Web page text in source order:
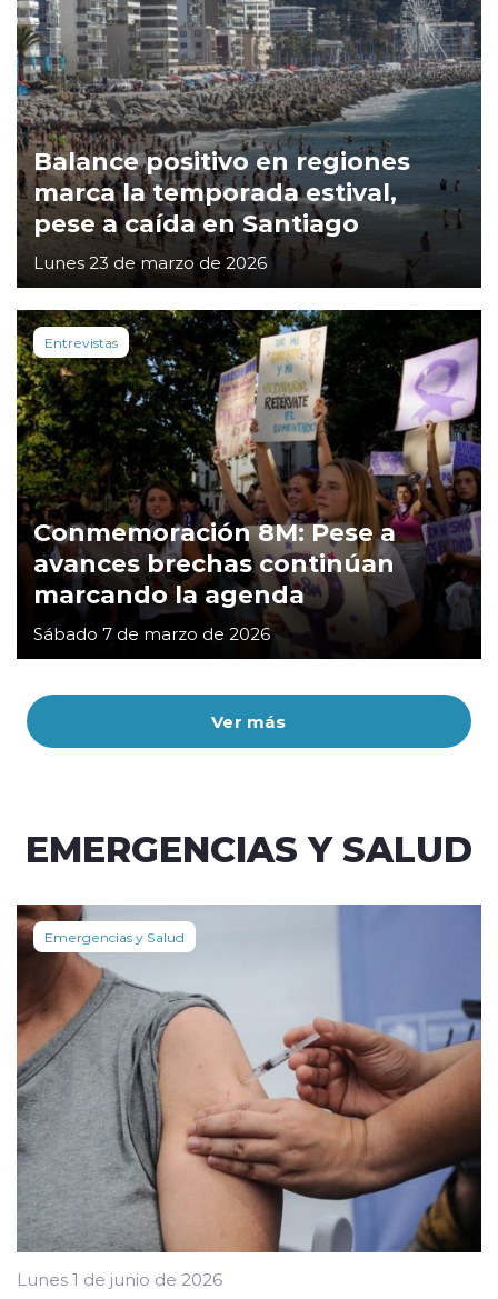
Ver más
Balance positivo en regiones
marca la temporada estival,
pese a caída en Santiago
Lunes 23 de marzo de 2026
Entrevistas
Conmemoración 8M: Pese a
avances brechas continúan
marcando la agenda
Sábado 7 de marzo de 2026
EMERGENCIAS Y SALUD
Emergencias y Salud
Lunes 1 de junio de 2026